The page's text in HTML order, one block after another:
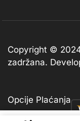
Copyright ©
zadržana.
Opcije Plaćanja